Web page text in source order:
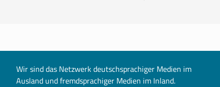
Wir sind das Netzwerk deutschsprachiger Medien im
Ausland und fremdsprachiger Medien im Inland.